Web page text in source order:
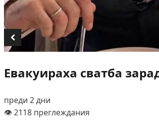
Евакуираха сватба
преди 2 дни
👁️ 2118 преглеждания